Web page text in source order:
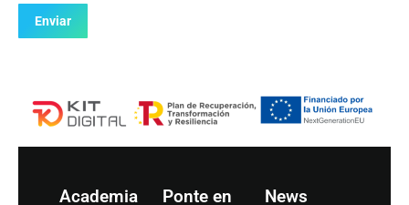
Enviar
Academia
Ponte en
News